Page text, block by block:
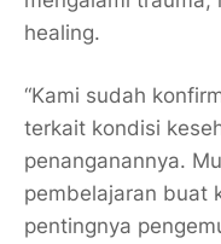
healing.
“Kami sudah
terkait kondisi
penanganannya.
pembelajaran buat
pentingnya